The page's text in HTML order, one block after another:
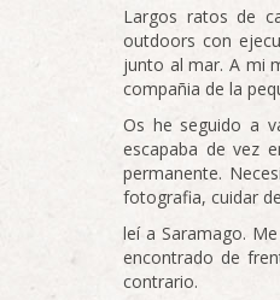
Largos ratos de
outdoors con
junto al mar. A mi
compañia de la
Os he seguido a
escapaba de vez
permanente.
fotografia, cuidar
leí a Saramago.
encontrado de
contrario.